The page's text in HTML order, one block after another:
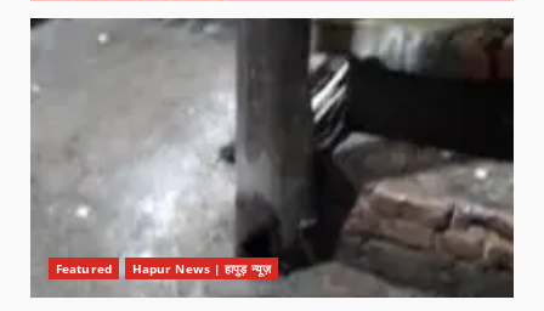
Featured Hapur News | हापुड़ न्यूज़